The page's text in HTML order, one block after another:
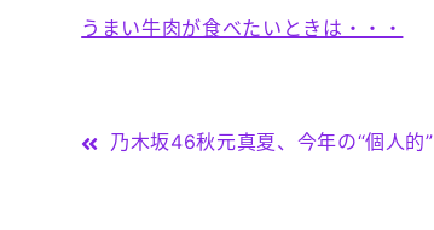
うまい牛肉が食べたいときは・・・
投 乃木坂46秋元真夏、今年の“個人的”漢字1文字は？理由の1つに齋藤飛鳥 – NewsCafe